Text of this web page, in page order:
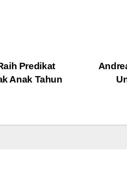
Predikat
Anak Tahun